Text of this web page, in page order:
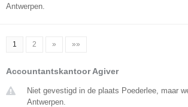
Antwerpen.
1 2 » »»
Accountantskantoor Agiver
Niet gevestigd in de plaats Poederlee, maar
Antwerpen.